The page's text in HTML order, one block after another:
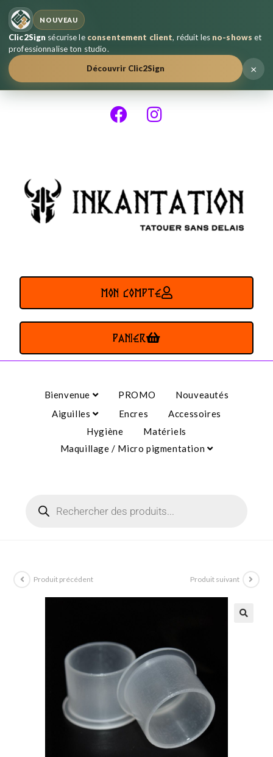
NOUVEAU
Clic2Sign sécurise le consentement client, réduit les no-shows et
professionnalise ton studio.
Découvrir Clic2Sign
×
MON COMPTE
PANIER
Bienvenue PROMO
Nouveautés
Aiguilles
Encres
Accessoires
Hygiène
Matériels
Maquillage / Micro pigmentation
Produit précédent Produit suivant